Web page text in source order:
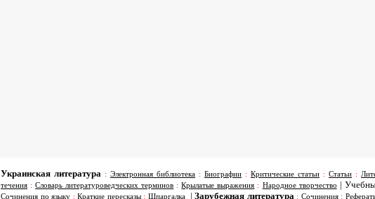
Украинская литература : Электронная библиотека : Биографии : Критические статьи : Статьи :
течения :Словарь литературоведческих терминов :Крылатые выражения : Народное творчество |
Сочинения по языку :Краткие пересказы: Шпаргалка | Зарубежная литература : Сочинения: